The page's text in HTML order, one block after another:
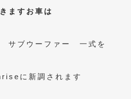
ますお車は
サブウーファー 一式を
に新調されます